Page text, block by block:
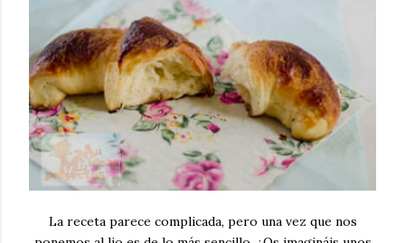
La receta parece complicada, pero una vez que nos